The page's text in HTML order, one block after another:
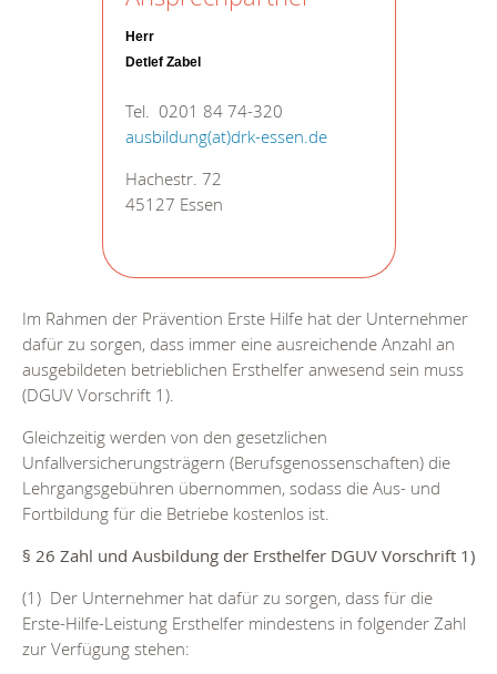
Herr
Detlef Zabel
Tel. 0201 84 74-320
ausbildung(at)drk-essen.de
Hachestr. 72
45127 Essen
Im Rahmen der Prävention Erste Hilfe hat der Unternehmer
dafür zu sorgen, dass immer eine ausreichende Anzahl an
ausgebildeten betrieblichen Ersthelfer anwesend sein muss
(DGUV Vorschrift 1).
Gleichzeitig werden von den gesetzlichen
Unfallversicherungsträgern (Berufsgenossenschaften) die
Lehrgangsgebühren übernommen, sodass die Aus- und
Fortbildung für die Betriebe kostenlos ist.
§ 26 Zahl und Ausbildung der Ersthelfer DGUV Vorschrift 1)
(1) Der Unternehmer hat dafür zu sorgen, dass für die
Erste-Hilfe-Leistung Ersthelfer mindestens in folgender Zahl
zur Verfügung stehen: